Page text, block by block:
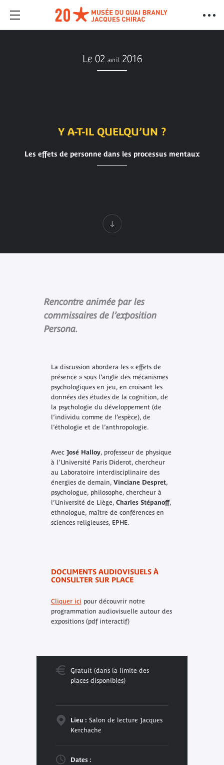
Le 02 avril 2016
Y A-T-IL QUELQU’UN ?
Les effets de personne dans les processus mentaux
Rencontre animée par les
commissaires de l’exposition
Persona.
La discussion abordera les « effets de
présence » sous l’angle des mécanismes
psychologiques en jeu, en croisant les
données des études de la cognition, de
la psychologie du développement (de
l’individu comme de l’espèce), de
l’éthologie et de l’anthropologie.
AvecJosé Halloy, professeur de physique
à l’Université Paris Diderot, chercheur
au Laboratoire interdisciplinaire des
énergies de demain, Vinciane Despret,
psychologue, philosophe, chercheur à
l’Université de Liège, Charles Stépanoff,
ethnologue, maître de conférences en
sciences religieuses, EPHE.
DOCUMENTS AUDIOVISUELS À
CONSULTER SUR PLACE
Cliquer ici pour découvrir notre
programmation audiovisuelle autour des
expositions (pdf interactif)
Gratuit (dans la limite des
places disponibles)
Lieu : Salon de lecture Jacques
Kerchache
Dates :